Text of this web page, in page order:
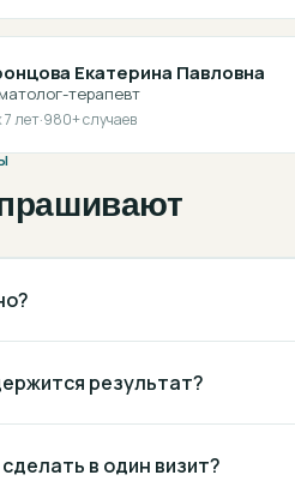
Екатерина Павловна
терапевт
7лет·980+ случаев
результат?
в один визит?